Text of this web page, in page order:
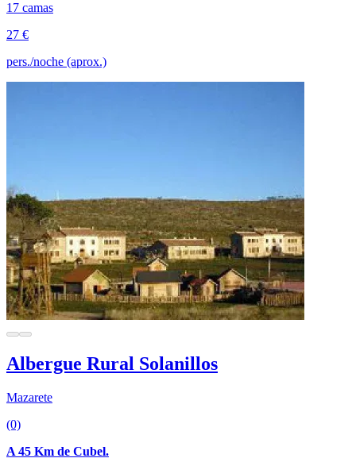
17 camas
27 €
pers./noche (aprox.)
Albergue Rural Solanillos
Mazarete
(0)
A 45 Km de Cubel.